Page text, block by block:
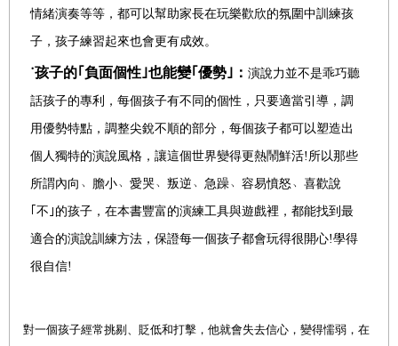
情緒演奏等等，都可以幫助家長在玩樂歡欣的氛圍中訓練孩
子，孩子練習起來也會更有成效。
˙孩子的｢負面個性｣也能變｢優勢｣： 演說力並不是乖巧聽
話孩子的專利，每個孩子有不同的個性，只要適當引導，調
用優勢特點，調整尖銳不順的部分，每個孩子都可以塑造出
個人獨特的演說風格，讓這個世界變得更熱鬧鮮活!所以那些
所謂內向 ﹅ 膽小﹅ 愛哭﹅ 叛逆 ﹅ 急躁﹅ 容易憤怒 ﹅ 喜歡說
｢不｣ 的孩子，在本書豐富的演練工具與遊戲裡，都能找到最
適合的演說訓練方法，保證每一個孩子都會玩得很開心!學得
很自信!
對一個孩子經常挑剔、貶低和打擊，他就會失去信心，變得懦弱，在